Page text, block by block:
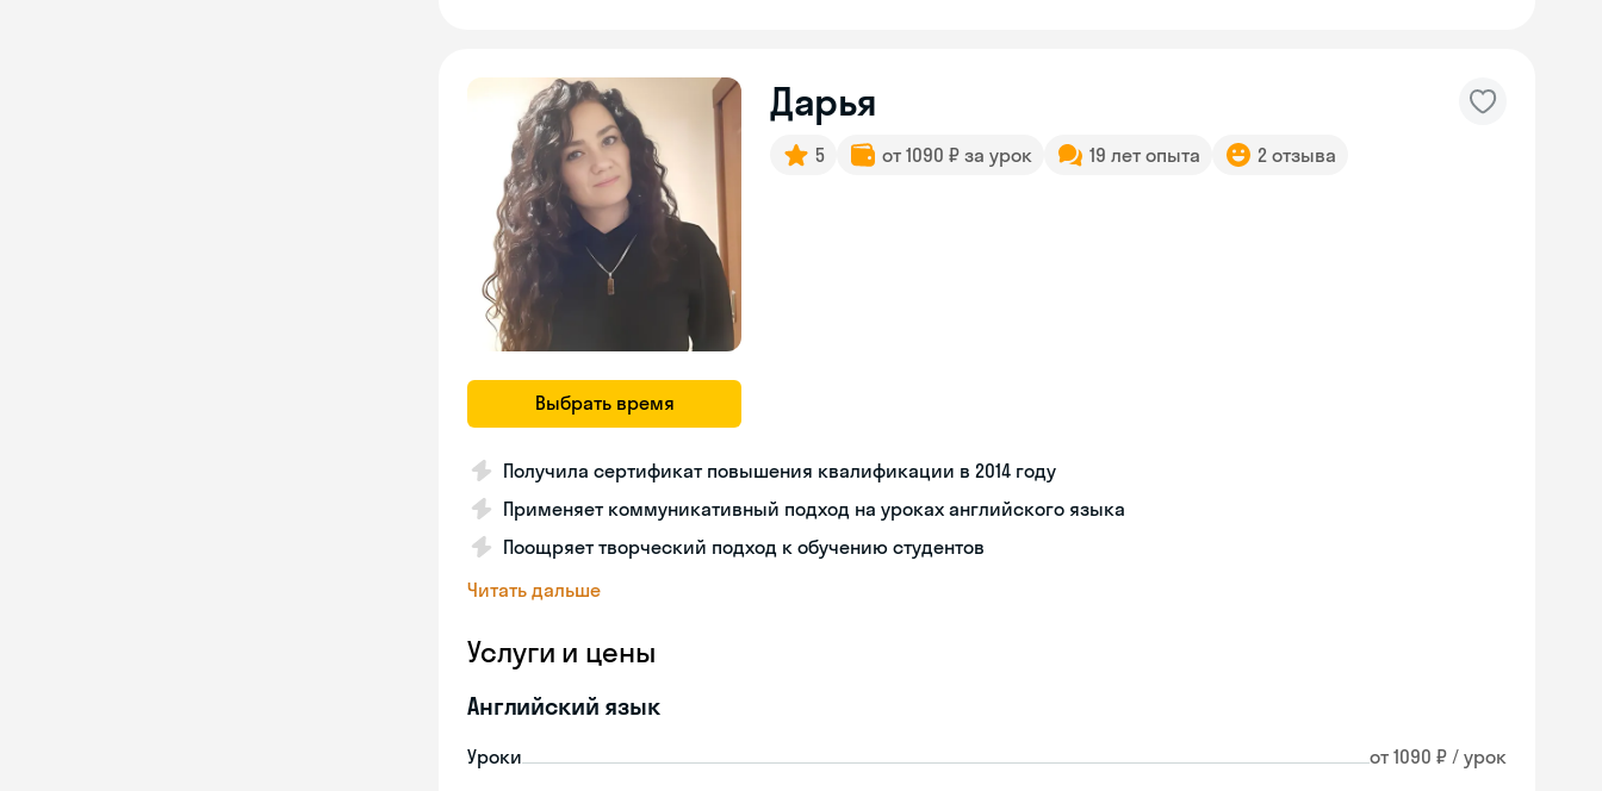
Выбрать время
Дарья
5 от 1090 ₽ за урок 19 лет опыта 2 отзыва
Получила сертификат повышения квалификации в 2014 году
Применяет коммуникативный подход на уроках английского языка
Поощряет творческий подход к обучению студентов
Читать дальше
Услуги и цены
Английский язык
Уроки от 1090 ₽ / урок